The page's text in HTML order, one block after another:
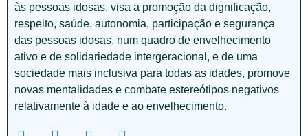
às pessoas idosas, visa a promoção da dignificação,
respeito, saúde, autonomia, participação e segurança
das pessoas idosas, num quadro de envelhecimento
ativo e de solidariedade intergeracional, e de uma
sociedade mais inclusiva para todas as idades, promove
novas mentalidades e combate estereótipos negativos
relativamente à idade e ao envelhecimento.